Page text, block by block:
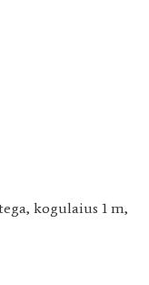
kogulaius 1 m,